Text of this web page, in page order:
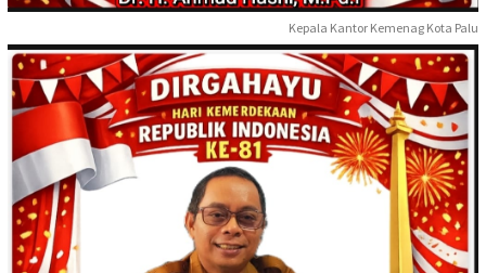
Kepala Kantor Kemenag Kota Palu